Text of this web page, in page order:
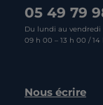
05 49 79
Du lundi au vendredi
09 h 00 – 13 h 00 / 14
Nous écrire